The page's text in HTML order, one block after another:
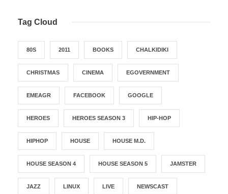
Tag Cloud
80S 2011 BOOKS CHALKIDIKI
CHRISTMAS CINEMA EGOVERNMENT
EMEAGR FACEBOOK GOOGLE
HEROES HEROES SEASON 3 HIP-HOP
HIPHOP HOUSE HOUSE M.D.
HOUSE SEASON 4 HOUSE SEASON 5 JAMSTER
JAZZ LINUX LIVE NEWSCAST